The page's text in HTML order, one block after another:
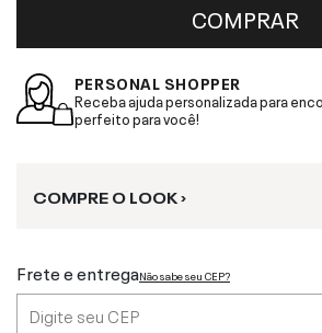
COMPRAR
PERSONAL SHOPPER
Receba ajuda personalizada para
perfeito para você!
COMPRE O LOOK ›
Frete e entregaNão sabe seu CEP?